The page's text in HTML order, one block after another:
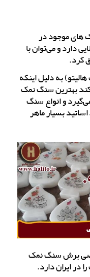
های موجود در
دارد و می‌توان با
کرد.
به دلیل اینکه
بهترین سنگ نمک
و انواع سنگ
بسیار ماهر
برش سنگ نمک
در ایران دارد.